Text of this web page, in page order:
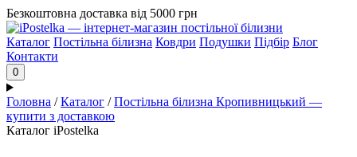
Безкоштовна доставка від 5000 грн
Каталог Постільна білизна Ковдри Подушки Підбір Блог
Контакти
0
Головна /Каталог /Постільна білизна Кропивницький —
купити з доставкою
Каталог iPostelka